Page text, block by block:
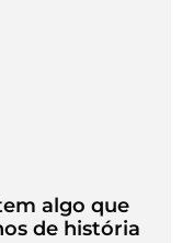
algo que
de história